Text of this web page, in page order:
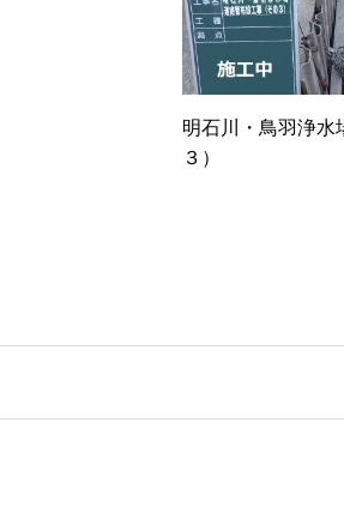
明石川・鳥羽浄水
３）